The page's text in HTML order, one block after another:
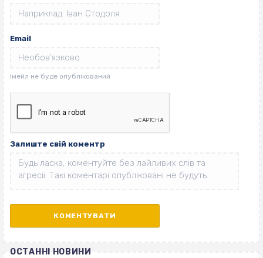
Email
Залиште свій коментр
ОСТАННІ НОВИНИ